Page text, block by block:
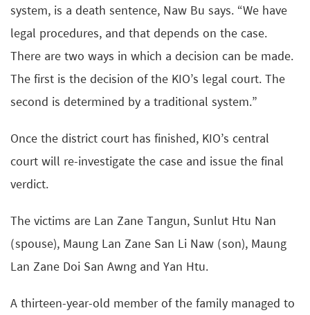
system, is a death sentence, Naw Bu says. “We have
legal procedures, and that depends on the case.
There are two ways in which a decision can be made.
The first is the decision of the KIO’s legal court. The
second is determined by a traditional system.”
Once the district court has finished, KIO’s central
court will re-investigate the case and issue the final
verdict.
The victims are Lan Zane Tangun, Sunlut Htu Nan
(spouse), Maung Lan Zane San Li Naw (son), Maung
Lan Zane Doi San Awng and Yan Htu.
A thirteen-year-old member of the family managed to